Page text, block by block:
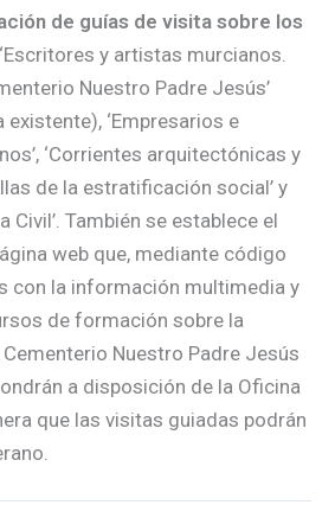
de guías de visita sobre los
‘Escritores y artistas murcianos.
Nuestro Padre Jesús’
‘Empresarios e
‘Corrientes arquitectónicas y
de la estratificación social’ y
Civil’. También se establece el
web que, mediante código
con la información multimedia y
de formación sobre la
Nuestro Padre Jesús
a disposición de la Oficina
que las visitas guiadas podrán